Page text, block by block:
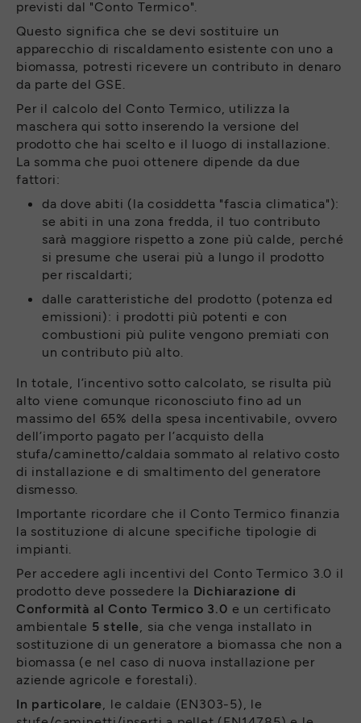
previsti dal "Conto Termico".
Questo significa che se devi sostituire un
apparecchio di riscaldamento esistente con uno a
biomassa, potresti ricevere un contributo in denaro
da parte del GSE.
Per il calcolo del Conto Termico, utilizza la
maschera qui sotto inserendo la versione del
prodotto che hai scelto e il luogo di installazione.
La somma che puoi ottenere dipende da due
fattori:
da dove abiti (la cosiddetta "fascia climatica"):
se abiti in una zona fredda, il tuo contributo
sarà maggiore rispetto a zone più calde, perché
si presume che userai più a lungo il prodotto
per riscaldarti;
dalle caratteristiche del prodotto (potenza ed
emissioni): i prodotti più potenti e con
combustioni più pulite vengono premiati con
un contributo più alto.
In totale, l’incentivo sotto calcolato, se risulta più
alto viene comunque riconosciuto fino ad un
massimo del 65% della spesa incentivabile, ovvero
dell’importo pagato per l’acquisto della
stufa/caminetto/caldaia sommato al relativo costo
di installazione e di smaltimento del generatore
dismesso.
Importante ricordare che il Conto Termico finanzia
la sostituzione di alcune specifiche tipologie di
impianti.
Per accedere agli incentivi del Conto Termico 3.0 il
prodotto deve possedere la Dichiarazione di
Conformità al Conto Termico 3.0 e un certificato
ambientale 5 stelle , sia che venga installato in
sostituzione di un generatore a biomassa che non a
biomassa (e nel caso di nuova installazione per
aziende agricole e forestali).
In particolare , le caldaie (EN303-5), le